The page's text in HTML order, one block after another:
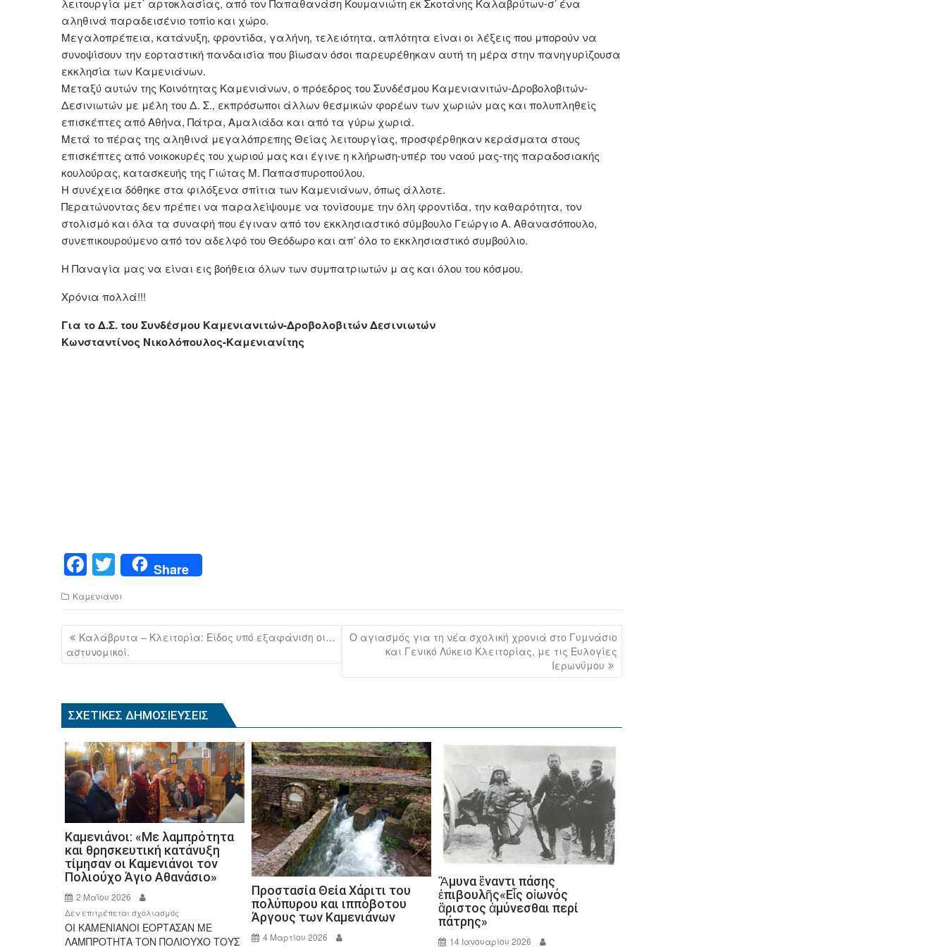
λειτουργία μετ΄ αρτοκλασίας, από τον Παπαθανάση Κουμανιώτη εκ Σκοτάνης Καλαβρύτων-σ’ ένα
αληθινά παραδεισένιο τοπίο και χώρο.
Μεγαλοπρέπεια, κατάνυξη, φροντίδα, γαλήνη, τελειότητα, απλότητα είναι οι λέξεις που μπορούν να
συνοψίσουν την εορταστική πανδαισία που βίωσαν όσοι παρευρέθηκαν αυτή τη μέρα στην πανηγυρίζουσα
εκκλησία των Καμενιάνων.
Μεταξύ αυτών της Κοινότητας Καμενιάνων, ο πρόεδρος του Συνδέσμου Καμενιανιτών-Δροβολοβιτών-
Δεσινιωτών με μέλη του Δ. Σ., εκπρόσωποι άλλων θεσμικών φορέων των χωριών μας και πολυπληθείς
επισκέπτες από Αθήνα, Πάτρα, Αμαλιάδα και από τα γύρω χωριά.
Μετά το πέρας της αληθινά μεγαλόπρεπης Θείας λειτουργίας, προσφέρθηκαν κεράσματα στους
επισκέπτες από νοικοκυρές του χωριού μας και έγινε η κλήρωση-υπέρ του ναού μας-της παραδοσιακής
κουλούρας, κατασκευής της Γιώτας Μ. Παπασπυροπούλου.
Η συνέχεια δόθηκε στα φιλόξενα σπίτια των Καμενιάνων, όπως άλλοτε.
Περατώνοντας δεν πρέπει να παραλείψουμε να τονίσουμε την όλη φροντίδα, την καθαρότητα, τον
στολισμό και όλα τα συναφή που έγιναν από τον εκκλησιαστικό σύμβουλο Γεώργιο Α. Αθανασόπουλο,
συνεπικουρούμενο από τον αδελφό του Θεόδωρο και απ’ όλο το εκκλησιαστικό συμβούλιο.
Η Παναγία μας να είναι εις βοήθεια όλων των συμπατριωτών μ ας και όλου του κόσμου.
Χρόνια πολλά!!!
Για το Δ.Σ. του Συνδέσμου Καμενιανιτών-Δροβολοβιτών Δεσινιωτών
Κωνσταντίνος Νικολόπουλος-Καμενιανίτης
F
a
c
e
b
o
k
T
wi
tt
er
Share
Καμενιάνοι
Πλοήγηση
άρθρων
Καλάβρυτα – Κλειτορία: Είδος υπό εξαφάνιση οι…
αστυνομικοί.
Ο αγιασμός για τη νέα σχολική χρονιά στο Γυμνάσιο
και Γενικό Λύκειο Κλειτορίας, με τις Ευλογίες
Ιερωνύμου
ΣΧΕΤΙΚΈΣ ΔΗΜΟΣΙΕΎΣΕΙΣ
Καμενιάνοι: «Με λαμπρότητα
και θρησκευτική κατάνυξη
τίμησαν οι Καμενιάνοι τον
Πολιούχο Άγιο Αθανάσιο»
2 Μαΐου 2026
Δεν επιτρέπεται σχολιασμός
Καμενιάνοι:
«Με
ΟΙ ΚΑΜΕΝΙΑΝΟΙ ΕΟΡΤΑΣΑΝ ΜΕ
ΛΑΜΠΡΟΤΗΤΑ ΤΟΝ ΠΟΛΙΟΥΧΟ ΤΟΥΣ
Προστασία Θεία Χάριτι του
πολύπυρου και ιππόβοτου
Άργους των Καμενιάνων
4 Μαρτίου 2026
Ἂμυνα ἒναντι πάσης
ἐπιβουλῆς«Εἷς οἰωνός
ἂριστος ἀμύνεσθαι περί
πάτρης»
14 Ιανουαρίου 2026